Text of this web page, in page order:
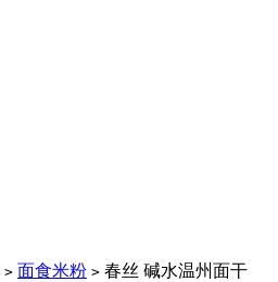
> 面食米粉 > 春丝 碱水温州面干